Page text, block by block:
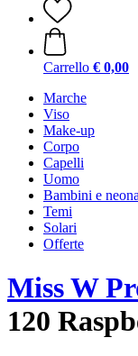
Carrello € 0,00
Marche
Viso
Make-up
Corpo
Capelli
Uomo
Bambini e
Temi
Solari
Offerte
Miss W
120